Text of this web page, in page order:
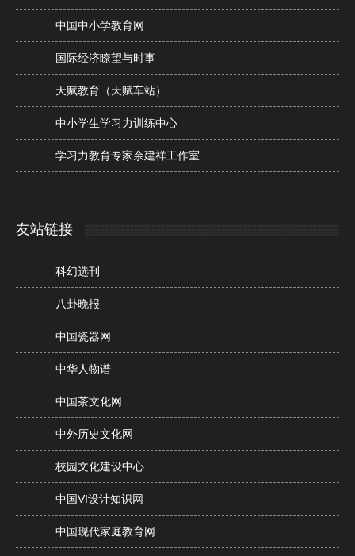
中国中小学教育网
国际经济瞭望与时事
天赋教育（天赋车站）
中小学生学习力训练中心
学习力教育专家余建祥工作室
友站链接
科幻选刊
八卦晚报
中国瓷器网
中华人物谱
中国茶文化网
中外历史文化网
校园文化建设中心
中国VI设计知识网
中国现代家庭教育网